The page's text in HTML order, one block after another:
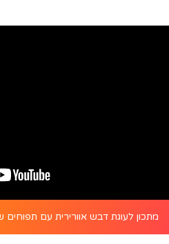
מתכון לעוגת דבש אוורירית עם תפוחים